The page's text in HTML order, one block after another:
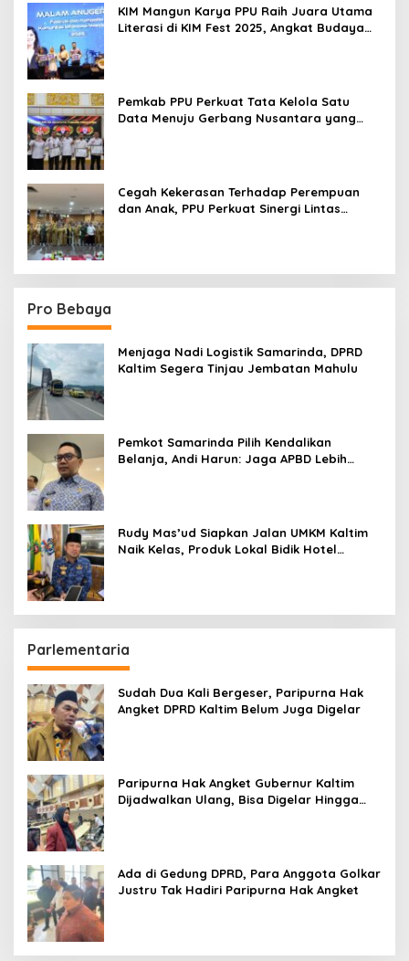
KIM Mangun Karya PPU Raih Juara Utama
Literasi di KIM Fest 2025, Angkat Budaya
Pemkab PPU Perkuat Tata Kelola Satu
Data Menuju Gerbang Nusantara yang
Cegah Kekerasan Terhadap Perempuan
dan Anak, PPU Perkuat Sinergi Lintas
Pro Bebaya
Menjaga Nadi Logistik Samarinda, DPRD
Kaltim Segera Tinjau Jembatan Mahulu
Pemkot Samarinda Pilih Kendalikan
Belanja, Andi Harun: Jaga APBD Lebih
Rudy Mas’ud Siapkan Jalan UMKM Kaltim
Naik Kelas, Produk Lokal Bidik Hotel
Parlementaria
Sudah Dua Kali Bergeser, Paripurna Hak
Angket DPRD Kaltim Belum Juga Digelar
Paripurna Hak Angket Gubernur Kaltim
Dijadwalkan Ulang, Bisa Digelar Hingga
Ada di Gedung DPRD, Para Anggota Golkar
Justru Tak Hadiri Paripurna Hak Angket